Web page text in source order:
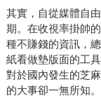
其實，自從媒體自
期。在收視率掛帥
種不賺錢的資訊，
紙看做墊版面的工
對於國內發生的芝
的大事卻一無所知。